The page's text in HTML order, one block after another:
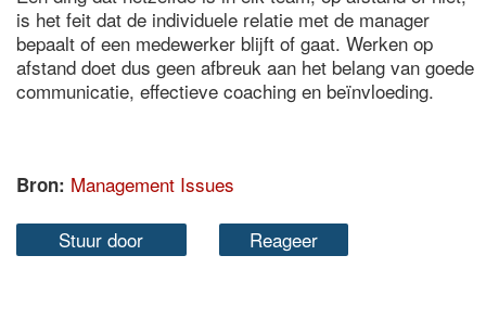
is het feit dat de individuele relatie met de manager
bepaalt of een medewerker blijft of gaat. Werken op
afstand doet dus geen afbreuk aan het belang van goede
communicatie, effectieve coaching en beïnvloeding.
Bron: Management Issues
Stuur door Reageer